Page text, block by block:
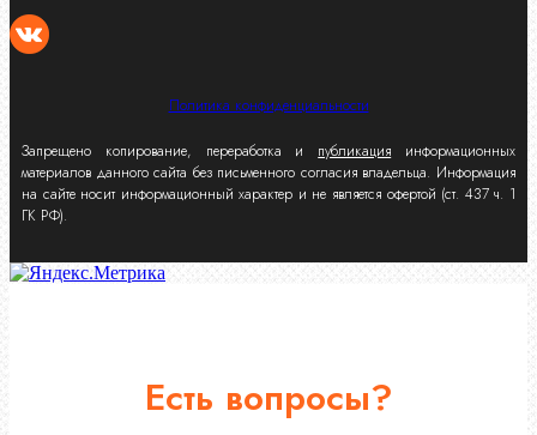
Политика конфиденциальности
Запрещено копирование, переработка и публикация информационных
материалов данного сайта без письменного согласия владельца. Информация
на сайте носит информационный характер и не является офертой (ст. 437 ч. 1
ГК РФ).
Есть вопросы?